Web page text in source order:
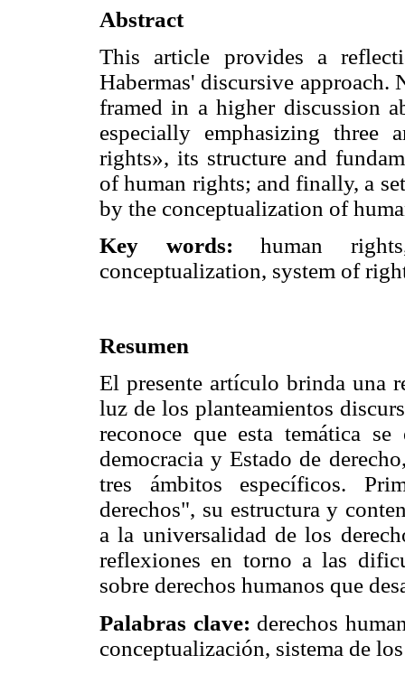
Abstract
This article provides a
Habermas' discursive
framed in a higher discussion
especially emphasizing three
rights», its structure and
of human rights; and finally, a
by the conceptualization of
Key words: human
conceptualization, system of
Resumen
El presente artículo brinda una
luz de los planteamientos
reconoce que esta temática
democracia y Estado de
tres ámbitos específicos.
derechos", su estructura y
a la universalidad de los
reflexiones en torno a las
sobre derechos humanos que
Palabras clave: derechos
conceptualización, sistema de